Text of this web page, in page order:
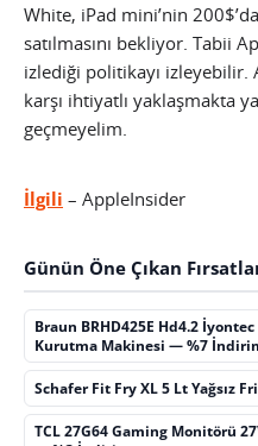
White, iPad mini’nin
satılmasını bekliyor. Tabii
izlediği politikayı
karşı ihtiyatlı yaklaşmakta
geçmeyelim.
İlgili – AppleInsider
Günün Öne Çıkan
Braun BRHD425E Hd4.2
Kurutma Makinesi — %7
Schafer Fit Fry XL 5 Lt Yağsız
TCL 27G64 Gaming Monitörü